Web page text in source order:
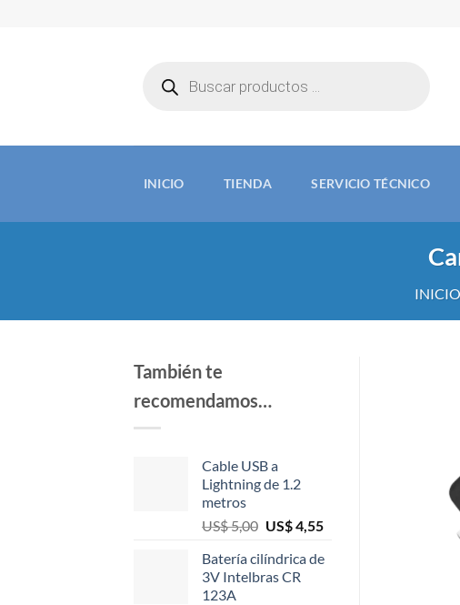
productos
INICIO TIENDA SERVICIO TÉCNICO
INICIO
También te
recomendamos…
Cable USB a
Lightning de 1.2
metros
US$5,00 El
original
era:
US$4,55El
actual
Batería cilíndrica de
3V Intelbras CR
123A